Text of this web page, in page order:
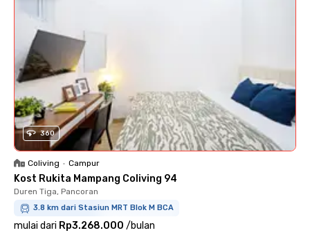
360
Coliving • Campur
Kost Rukita Mampang Coliving 94
Duren Tiga, Pancoran
3.8 km dari Stasiun MRT Blok M BCA
mulai dari Rp3.268.000 /bulan